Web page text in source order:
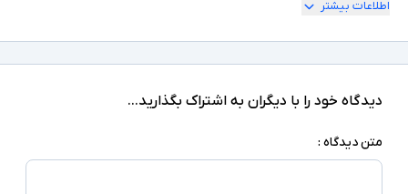
اطلاعات بیشتر
دیدگاه خود را با دیگران به اشتراک بگذارید...
متن دیدگاه :